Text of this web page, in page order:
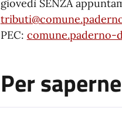
giovedì SENZA
PEC: comune.paderno-
Per